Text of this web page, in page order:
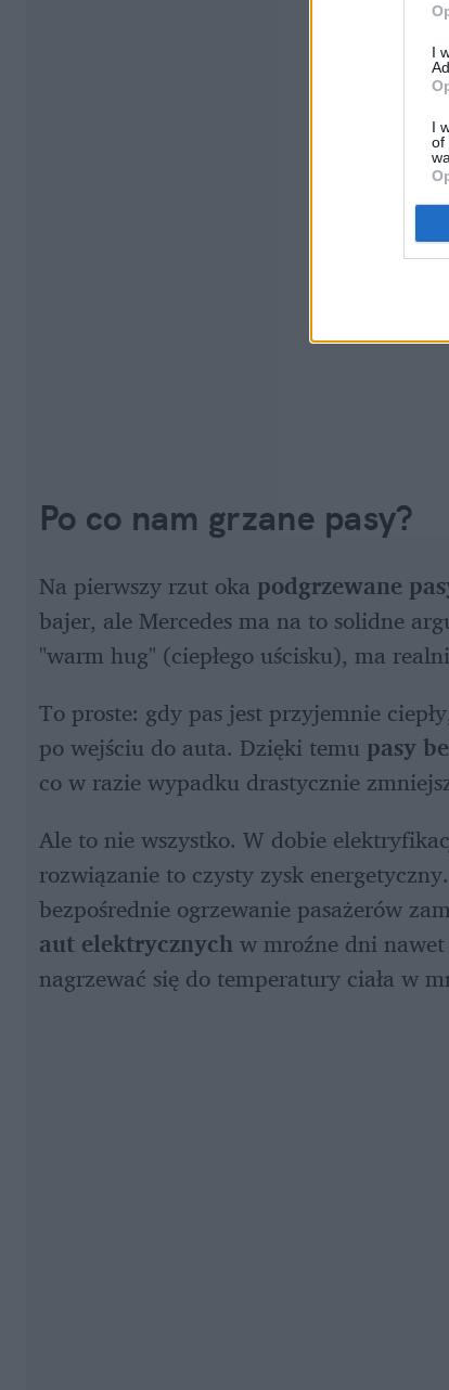
I
I
of
Po co nam grzane pasy?
Na pierwszy rzut oka podgrzewane
bajer, ale Mercedes ma na to solidne
"warm hug" (ciepłego uścisku), ma
To proste: gdy pas jest przyjemnie
po wejściu do auta. Dzięki temu pasy
co w razie wypadku drastycznie
Ale to nie wszystko. W dobie
rozwiązanie to czysty zysk
bezpośrednie ogrzewanie pasażerów
aut elektrycznych w mroźne dni
nagrzewać się do temperatury ciała w